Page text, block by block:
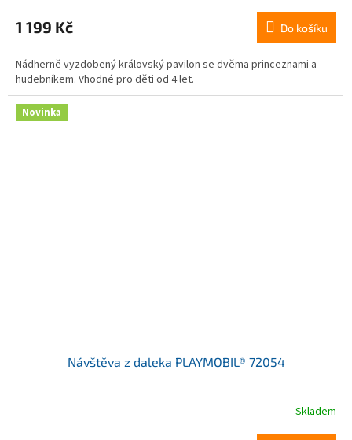
1 199 Kč Do košíku
Nádherně vyzdobený královský pavilon se dvěma princeznami a
hudebníkem. Vhodné pro děti od 4 let.
Novinka
Návštěva z daleka PLAYMOBIL® 72054
Skladem